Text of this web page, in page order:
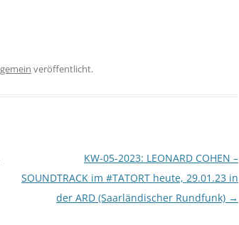
veröffentlicht.
KW-05-2023: LEONARD COHEN –
SOUNDTRACK im #TATORT heute, 29.01.23 in
der ARD (Saarländischer Rundfunk) →